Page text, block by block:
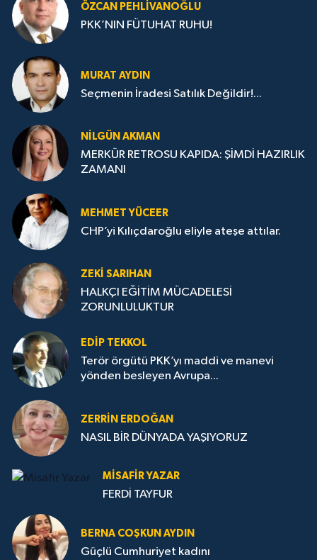
ÖZCAN PEHLIVANOĞLU
PKK’NIN FÜTUHAT RUHU!
MURAT AYDIN
Seçmenin İradesi Satılık Değildir!...
NILGÜN AKMAN
MERKÜR RETROSU KAPIDA: ŞİMDİ HAZIRLIK
ZAMANI
MEHMET YÜCEER
CHP’yi Kılıçdaroğlu eliyle ateşe attılar.
ZEKI SARIHAN
HALKÇI EĞİTİM MÜCADELESİ
ZORUNLULUKTUR
EDIP TEKKOL
Terör örgütü PKK’yı maddi ve manevi
yönden besleyen Avrupa...
ZERRIN ERDOĞAN
NASIL BİR DÜNYADA YAŞIYORUZ
MISAFIR YAZAR
FERDİ TAYFUR
BERNA COŞKUN AYDIN
Güçlü Cumhuriyet kadını